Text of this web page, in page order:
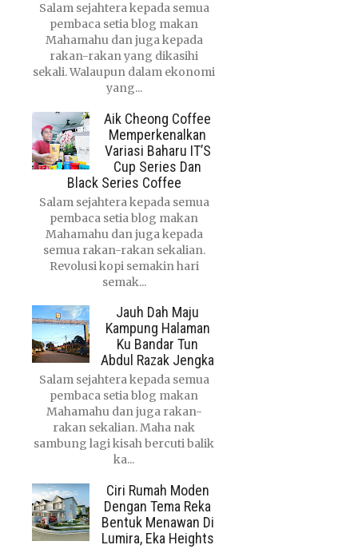
Salam sejahtera kepada semua
pembaca setia blog makan
Mahamahu dan juga kepada
rakan-rakan yang dikasihi
sekali. Walaupun dalam ekonomi
yang...
Aik Cheong Coffee
Memperkenalkan
Variasi Baharu IT’S
Cup Series Dan
Black Series Coffee
Salam sejahtera kepada semua
pembaca setia blog makan
Mahamahu dan juga kepada
semua rakan-rakan sekalian.
Revolusi kopi semakin hari
semak...
Jauh Dah Maju
Kampung Halaman
Ku Bandar Tun
Abdul Razak Jengka
Salam sejahtera kepada semua
pembaca setia blog makan
Mahamahu dan juga rakan-
rakan sekalian. Maha nak
sambung lagi kisah bercuti balik
ka...
Ciri Rumah Moden
Dengan Tema Reka
Bentuk Menawan Di
Lumira, Eka Heights